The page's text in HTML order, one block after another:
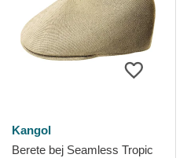
Kangol
Berete bej Seamless Tropic